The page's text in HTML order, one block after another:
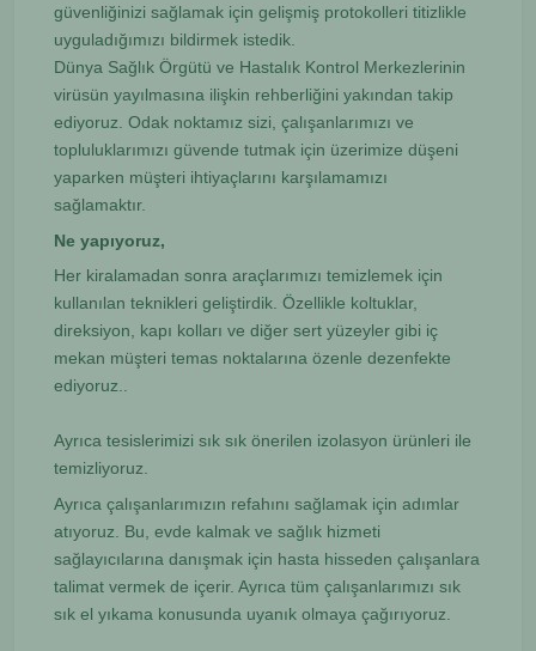
güvenliğinizi sağlamak için gelişmiş protokolleri titizlikle
uyguladığımızı bildirmek istedik.
Dünya Sağlık Örgütü ve Hastalık Kontrol Merkezlerinin
virüsün yayılmasına ilişkin rehberliğini yakından takip
ediyoruz. Odak noktamız sizi, çalışanlarımızı ve
topluluklarımızı güvende tutmak için üzerimize düşeni
yaparken müşteri ihtiyaçlarını karşılamamızı
sağlamaktır.
Ne yapıyoruz,
Her kiralamadan sonra araçlarımızı temizlemek için
kullanılan teknikleri geliştirdik. Özellikle koltuklar,
direksiyon, kapı kolları ve diğer sert yüzeyler gibi iç
mekan müşteri temas noktalarına özenle dezenfekte
ediyoruz..
Ayrıca tesislerimizi sık sık önerilen izolasyon ürünleri ile
temizliyoruz.
Ayrıca çalışanlarımızın refahını sağlamak için adımlar
atıyoruz. Bu, evde kalmak ve sağlık hizmeti
sağlayıcılarına danışmak için hasta hisseden çalışanlara
talimat vermek de içerir. Ayrıca tüm çalışanlarımızı sık
sık el yıkama konusunda uyanık olmaya çağırıyoruz.